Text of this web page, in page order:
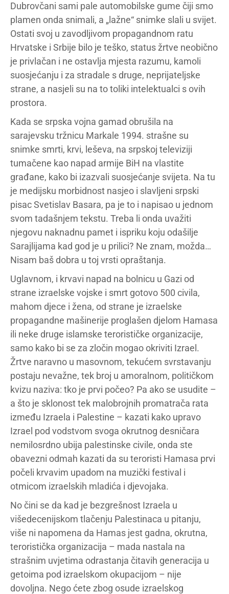
Dubrovčani sami pale automobilske gume čiji smo
plamen onda snimali, a „lažne“ snimke slali u svijet.
Ostati svoj u zavodljivom propagandnom ratu
Hrvatske i Srbije bilo je teško, status žrtve neobično
je privlačan i ne ostavlja mjesta razumu, kamoli
suosjećanju i za stradale s druge, neprijateljske
strane, a nasjeli su na to toliki intelektualci s ovih
prostora.
Kada se srpska vojna gamad obrušila na
sarajevsku tržnicu Markale 1994. strašne su
snimke smrti, krvi, leševa, na srpskoj televiziji
tumačene kao napad armije BiH na vlastite
građane, kako bi izazvali suosjećanje svijeta. Na tu
je medijsku morbidnost nasjeo i slavljeni srpski
pisac Svetislav Basara, pa je to i napisao u jednom
svom tadašnjem tekstu. Treba li onda uvažiti
njegovu naknadnu pamet i ispriku koju odašilje
Sarajlijama kad god je u prilici? Ne znam, možda…
Nisam baš dobra u toj vrsti opraštanja.
Uglavnom, i krvavi napad na bolnicu u Gazi od
strane izraelske vojske i smrt gotovo 500 civila,
mahom djece i žena, od strane je izraelske
propagandne mašinerije proglašen djelom Hamasa
ili neke druge islamske terorističke organizacije,
samo kako bi se za zločin mogao okriviti Izrael.
Žrtve naravno u masovnom, tekućem svrstavanju
postaju nevažne, tek broj u amoralnom, političkom
kvizu naziva: tko je prvi počeo? Pa ako se usudite –
a što je sklonost tek malobrojnih promatrača rata
između Izraela i Palestine – kazati kako upravo
Izrael pod vodstvom svoga okrutnog desničara
nemilosrdno ubija palestinske civile, onda ste
obavezni odmah kazati da su teroristi Hamasa prvi
počeli krvavim upadom na muzički festival i
otmicom izraelskih mladića i djevojaka.
No čini se da kad je bezgrešnost Izraela u
višedecenijskom tlačenju Palestinaca u pitanju,
više ni napomena da Hamas jest gadna, okrutna,
teroristička organizacija – mada nastala na
strašnim uvjetima odrastanja čitavih generacija u
getoima pod izraelskom okupacijom – nije
dovoljna. Nego ćete zbog osude izraelskog